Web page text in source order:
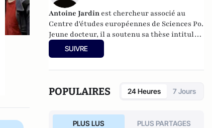
Antoine Jardin est chercheur associé au
Centre d'études européennes de Sciences Po.
Jeune docteur, il a soutenu sa thèse intitulée
"Voter dans les quartiers populaires :
dynamiques électorales comparées des
SUIVRE
POPULAIRES 24 Heures 7 Jours
PLUS LUS PLUS PARTAGES